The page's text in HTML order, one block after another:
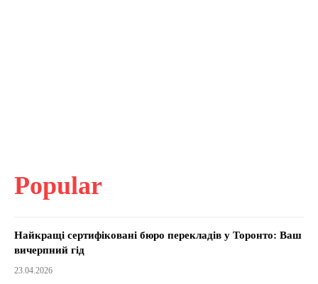
Popular
Найкращі сертифіковані бюро перекладів у Торонто: Ваш
вичерпний гід
23.04.2026